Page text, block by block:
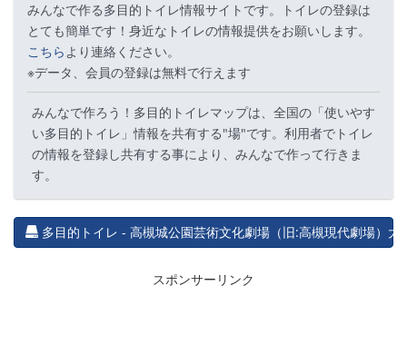
みんなで作る多目的トイレ情報サイトです。トイレの登録は
とても簡単です！身近なトイレの情報提供をお願いします。
こちらより連絡ください。
※データ、会員の登録は無料で行えます
みんなで作ろう！多目的トイレマップは、全国の「使いやす
い多目的トイレ」情報を共有する"場"です。利用者でトイレ
の情報を登録し共有する事により、みんなで作って行きま
す。
多目的トイレ - 高槻城公園芸術文化劇場（旧:高槻現代劇場）大
スポンサーリンク